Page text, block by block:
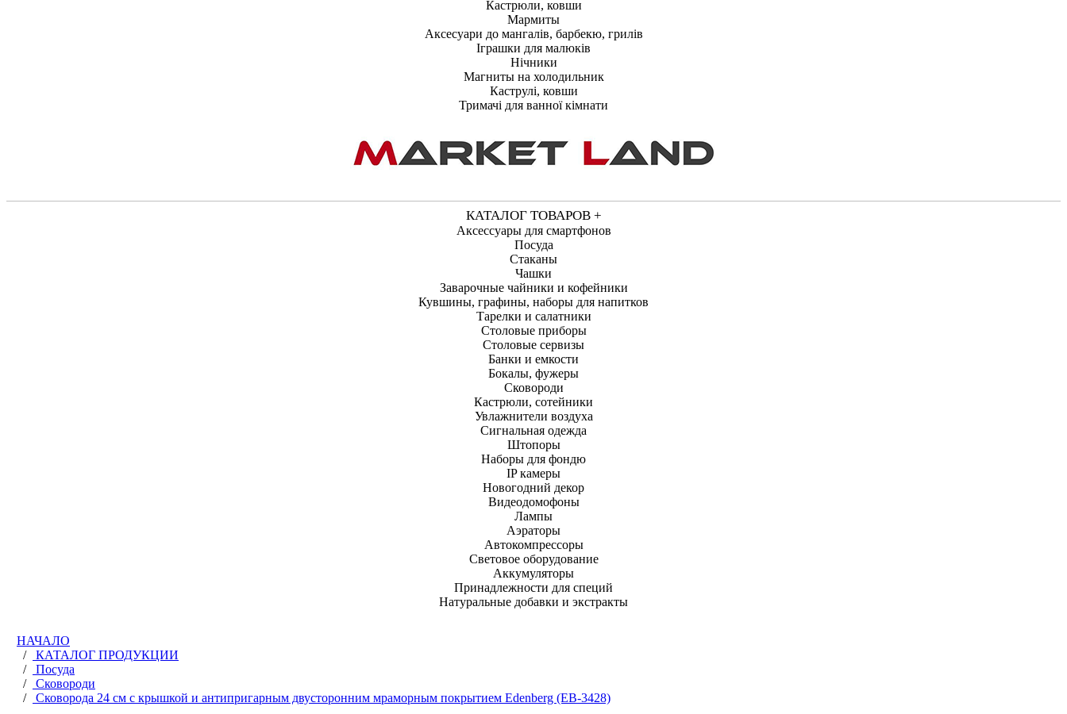
Кастрюли, ковши
Мармиты
Аксесуари до мангалів, барбекю, грилів
Іграшки для малюків
Нічники
Магниты на холодильник
Каструлі, ковши
Тримачі для ванної кімнати
КАТАЛОГ ТОВАРОВ +
Аксессуары для смартфонов
Посуда
Стаканы
Чашки
Заварочные чайники и кофейники
Кувшины, графины, наборы для напитков
Тарелки и салатники
Столовые приборы
Столовые сервизы
Банки и емкости
Бокалы, фужеры
Сковороди
Кастрюли, сотейники
Увлажнители воздуха
Сигнальная одежда
Штопоры
Наборы для фондю
IP камеры
Новогодний декор
Видеодомофоны
Лампы
Аэраторы
Автокомпрессоры
Световое оборудование
Аккумуляторы
Принадлежности для специй
Натуральные добавки и экстракты
НАЧАЛО
/
КАТАЛОГ ПРОДУКЦИИ
/
Посуда
/
Сковороди
/
Сковорода 24 см с крышкой и антипригарным двусторонним мраморным покрытием Edenberg (EB-3428)